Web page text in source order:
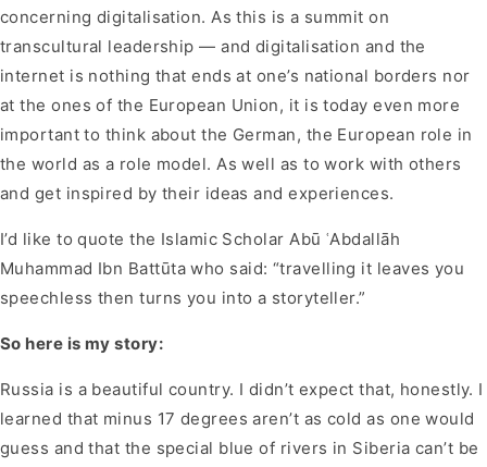
concerning digitalisation. As this is a summit on
transcultural leadership — and digitalisation and the
internet is nothing that ends at one’s national borders nor
at the ones of the European Union, it is today even more
important to think about the German, the European role in
the world as a role model. As well as to work with others
and get inspired by their ideas and experiences.
I’d like to quote the Islamic Scholar Abū ʿAbdallāh
Muhammad Ibn Battūta who said: “travelling it leaves you
speechless then turns you into a storyteller.”
So here is my story:
Russia is a beautiful country. I didn’t expect that, honestly. I
learned that minus 17 degrees aren’t as cold as one would
guess and that the special blue of rivers in Siberia can’t be